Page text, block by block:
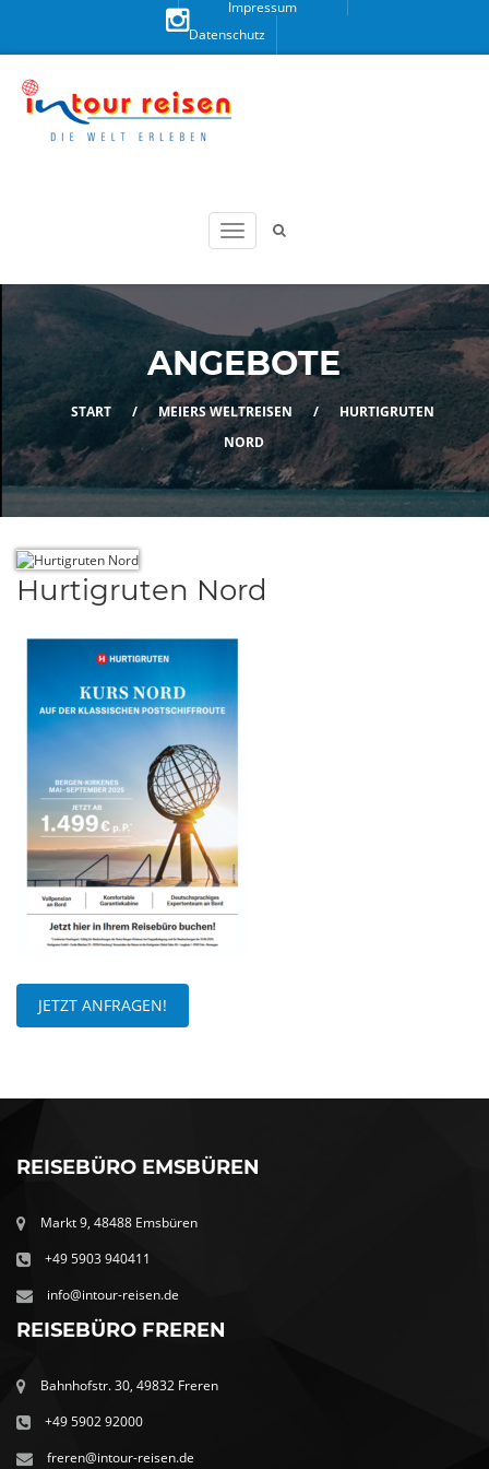
Sie uns
auf
Impressum
Datenschutz
ANGEBOTE
START / MEIERS WELTREISEN /
HURTIGRUTEN
NORD
Hurtigruten Nord
JETZT ANFRAGEN!
REISEBÜRO EMSBÜREN
Markt 9, 48488 Emsbüren
+49 5903 940411
info@intour-reisen.de
REISEBÜRO FREREN
Bahnhofstr. 30, 49832 Freren
+49 5902 92000
freren@intour-reisen.de